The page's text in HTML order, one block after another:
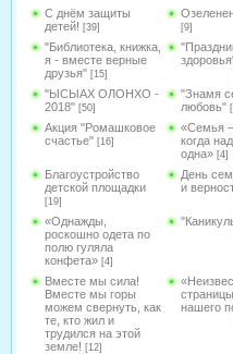
С днём защиты
детей! [39] [9]
"Библиотека, книжка,
я - вместе верные
друзья" [15]
"ЫСЫАХ ОЛОНХО -
2018" [50]
"Знамя
любовь"
Акция "Ромашковое
счастье" [16]
«Семья –
когда
одна» [4]
Благоустройство
детской площадки
[19]
День
и
«Однажды,
роскошно одета по
полю гуляла
конфета» [4]
Вместе мы сила!
Вместе мы горы
можем свернуть, как
те, кто жил и
трудился на этой
земле! [12]
нашего